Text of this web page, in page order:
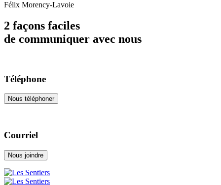
Félix Morency-Lavoie
2 façons faciles
de communiquer avec nous
Téléphone
Nous téléphoner
Courriel
Nous joindre